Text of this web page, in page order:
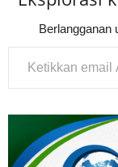
Berlangganan
Ketikkan email Anda...